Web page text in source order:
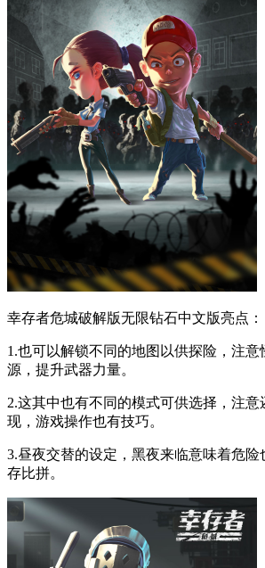
幸存者危城破解版无限钻石中文版亮点：
1.也可以解锁不同的地图以供探险，注意
源，提升武器力量。
2.这其中也有不同的模式可供选择，注意
现，游戏操作也有技巧。
3.昼夜交替的设定，黑夜来临意味着危险
存比拼。